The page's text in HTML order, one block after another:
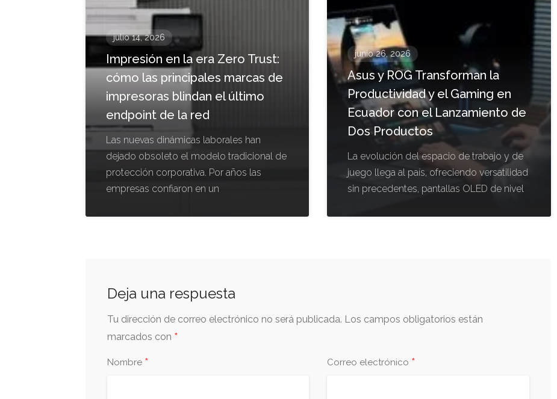
julio 14, 2026
Impresión en la era Zero Trust:
cómo las principales marcas de
impresoras blindan el último
endpoint de la red
Las nuevas dinámicas laborales han
dejado obsoleto el modelo tradicional de
protección corporativa. Por años las
empresas confiaron en un
junio 26, 2026
Asus y ROG Transforman la
Productividad y el Gaming en
Ecuador con el Lanzamiento de
Dos Productos
La evolución del espacio de trabajo y de
juego llega al país, ofreciendo versatilidad
sin precedentes, pantallas OLED de nivel
Deja una respuesta
Tu dirección de correo electrónico no será publicada. Los campos obligatorios están
marcados con *
Nombre * Correo electrónico *